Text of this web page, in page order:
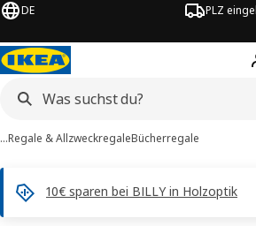
DE PLZ
…Regale & AllzweckregaleBücherregale
10€ sparen bei BILLY in Holzoptik